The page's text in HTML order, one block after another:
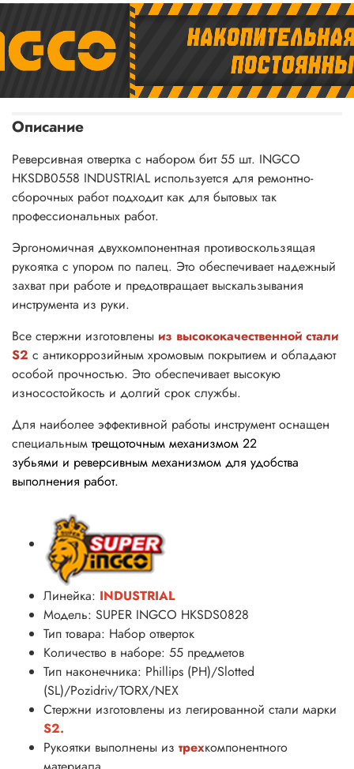
Описание
Реверсивная отвертка с набором бит 55 шт. INGCO
HKSDB0558 INDUSTRIAL используется для ремонтно-
сборочных работ подходит как для бытовых так
профессиональных работ.
Эргономичная двухкомпонентная противоскользящая
рукоятка с упором по палец. Это обеспечивает надежный
захват при работе и предотвращает выскальзывания
инструмента из руки.
Все стержни изготовлены из высококачественной стали
S2 с антикоррозийным хромовым покрытием и обладают
особой прочностью. Это обеспечивает высокую
износостойкость и долгий срок службы.
Для наиболее эффективной работы инструмент оснащен
специальным трещоточным механизмом 22
зубьями и реверсивным механизмом для удобства
выполнения работ.
Линейка: INDUSTRIAL
Модель: SUPER INGCO HKSDS0828
Тип товара: Набор отверток
Количество в наборе: 55 предметов
Тип наконечника: Phillips (PH)/Slotted
(SL)/Pozidriv/TORX/NEX
Стержни изготовлены из легированной стали марки
S2.
Рукоятки выполнены из трехкомпонентного